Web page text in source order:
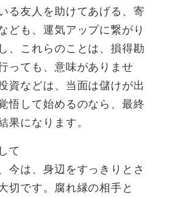
る友人を助けてあげる、寄
ども、運気アップに繋がり
、これらのことは、損得勘
っても、意味がありませ
資などは、当面は儲けが出
悟して始めるのなら、最終
果になります。
て
今は、身辺をすっきりとさ
切です。腐れ縁の相手と